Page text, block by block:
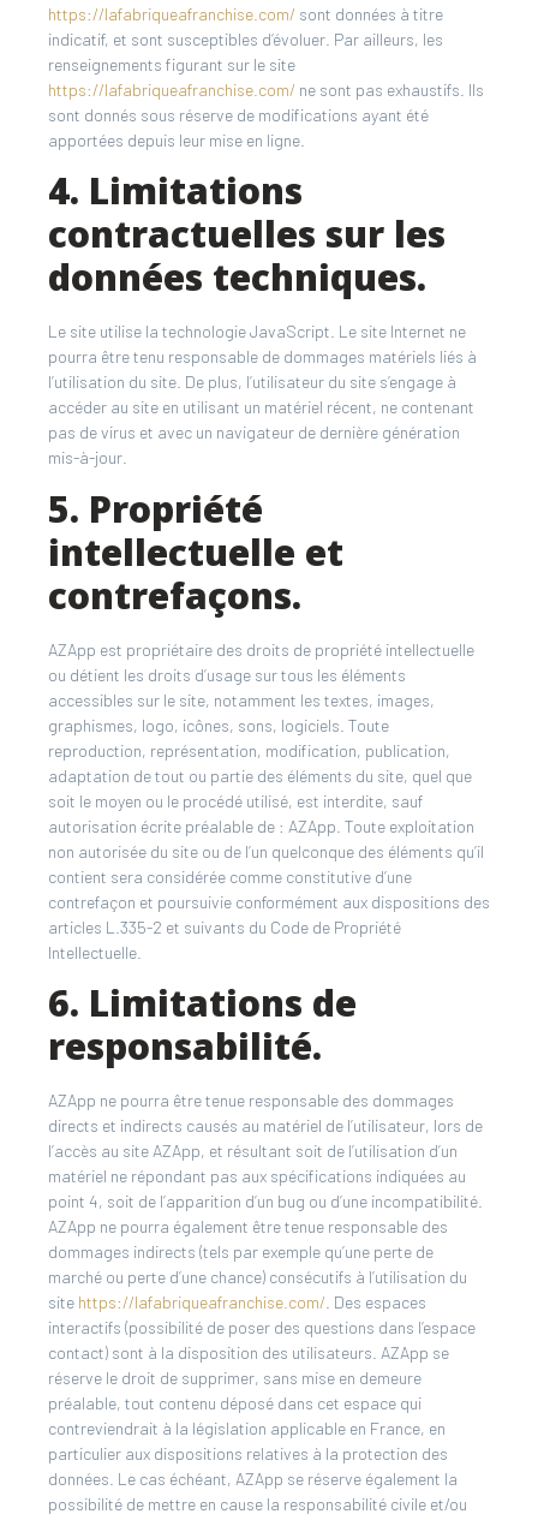
https://lafabriqueafranchise.com/ sont données à titre
indicatif, et sont susceptibles d’évoluer. Par ailleurs, les
renseignements figurant sur le site
https://lafabriqueafranchise.com/ ne sont pas exhaustifs. Ils
sont donnés sous réserve de modifications ayant été
apportées depuis leur mise en ligne.
4. Limitations
contractuelles sur les
données techniques.
Le site utilise la technologie JavaScript. Le site Internet ne
pourra être tenu responsable de dommages matériels liés à
l’utilisation du site. De plus, l’utilisateur du site s’engage à
accéder au site en utilisant un matériel récent, ne contenant
pas de virus et avec un navigateur de dernière génération
mis-à-jour.
5. Propriété
intellectuelle et
contrefaçons.
AZApp est propriétaire des droits de propriété intellectuelle
ou détient les droits d’usage sur tous les éléments
accessibles sur le site, notamment les textes, images,
graphismes, logo, icônes, sons, logiciels. Toute
reproduction, représentation, modification, publication,
adaptation de tout ou partie des éléments du site, quel que
soit le moyen ou le procédé utilisé, est interdite, sauf
autorisation écrite préalable de : AZApp. Toute exploitation
non autorisée du site ou de l’un quelconque des éléments qu’il
contient sera considérée comme constitutive d’une
contrefaçon et poursuivie conformément aux dispositions des
articles L.335-2 et suivants du Code de Propriété
Intellectuelle.
6. Limitations de
responsabilité.
AZApp ne pourra être tenue responsable des dommages
directs et indirects causés au matériel de l’utilisateur, lors de
l’accès au site AZApp, et résultant soit de l’utilisation d’un
matériel ne répondant pas aux spécifications indiquées au
point 4, soit de l’apparition d’un bug ou d’une incompatibilité.
AZApp ne pourra également être tenue responsable des
dommages indirects (tels par exemple qu’une perte de
marché ou perte d’une chance) consécutifs à l’utilisation du
site https://lafabriqueafranchise.com/ . Des espaces
interactifs (possibilité de poser des questions dans l’espace
contact) sont à la disposition des utilisateurs. AZApp se
réserve le droit de supprimer, sans mise en demeure
préalable, tout contenu déposé dans cet espace qui
contreviendrait à la législation applicable en France, en
particulier aux dispositions relatives à la protection des
données. Le cas échéant, AZApp se réserve également la
possibilité de mettre en cause la responsabilité civile et/ou